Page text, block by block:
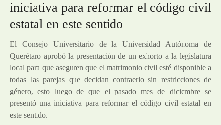
iniciativa para reformar el código civil
estatal en este sentido
El Consejo Universitario de la Universidad Autónoma de
Querétaro aprobó la presentación de un exhorto a la legislatura
local para que aseguren que el matrimonio civil esté disponible a
todas las parejas que decidan contraerlo sin restricciones de
género, esto luego de que el pasado mes de diciembre se
presentó una iniciativa para reformar el código civil estatal en
este sentido.